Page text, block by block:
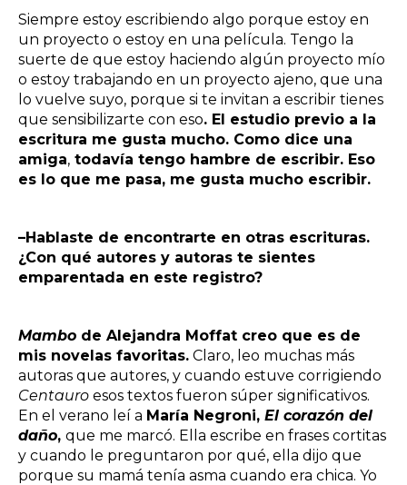
Siempre estoy escribiendo algo porque estoy en
un proyecto o estoy en una película. Tengo la
suerte de que estoy haciendo algún proyecto mío
o estoy trabajando en un proyecto ajeno, que una
lo vuelve suyo, porque si te invitan a escribir tienes
que sensibilizarte con eso. El estudio previo a la
escritura me gusta mucho. Como dice una
amiga, todavía tengo hambre de escribir. Eso
es lo que me pasa, me gusta mucho escribir.
–Hablaste de encontrarte en otras escrituras.
¿Con qué autores y autoras te sientes
emparentada en este registro?
Mambo de Alejandra Moffat creo que es de
mis novelas favoritas. Claro, leo muchas más
autoras que autores, y cuando estuve corrigiendo
Centauro esos textos fueron súper significativos.
En el verano leí a María Negroni, El corazón del
daño, que me marcó. Ella escribe en frases cortitas
y cuando le preguntaron por qué, ella dijo que
porque su mamá tenía asma cuando era chica. Yo